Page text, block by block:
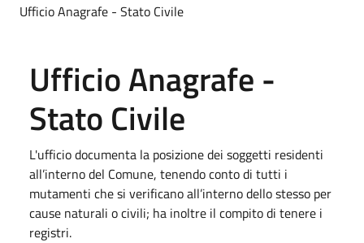
Ufficio Anagrafe - Stato Civile
Ufficio Anagrafe -
Stato Civile
L'ufficio documenta la posizione dei soggetti residenti
all’interno del Comune, tenendo conto di tutti i
mutamenti che si verificano all’interno dello stesso per
cause naturali o civili; ha inoltre il compito di tenere i
registri.